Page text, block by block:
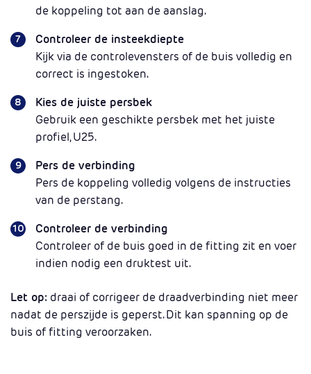
de koppeling tot aan de aanslag.
Controleer de insteekdiepte
Kijk via de controlevensters of de buis volledig en
correct is ingestoken.
Kies de juiste persbek
Gebruik een geschikte persbek met het juiste
profiel, U25.
Pers de verbinding
Pers de koppeling volledig volgens de instructies
van de perstang.
Controleer de verbinding
Controleer of de buis goed in de fitting zit en voer
indien nodig een druktest uit.
Let op: draai of corrigeer de draadverbinding niet meer
nadat de perszijde is geperst. Dit kan spanning op de
buis of fitting veroorzaken.